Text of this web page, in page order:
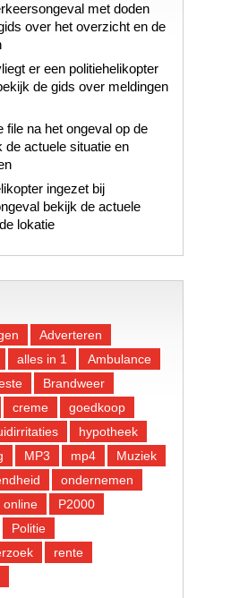
met doden
over het overzicht en de
er een politiehelikopter
de gids over meldingen
file na het ongeval op de
de actuele situatie en
ingezet bij
bekijk de actuele
lokatie
Adverteren
alles in 1
Ambulance
Brandweer
creme
goedkoop
hypotheek
MP3 mp4
Muziek
ondernemen
online
P2000
Politie
rente